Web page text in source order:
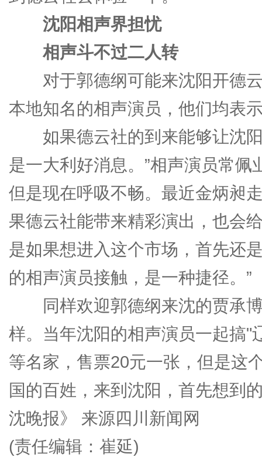
沈阳相声界担忧
相声斗不过二人转
对于郭德纲可能来沈阳开德云
本地知名的相声演员，他们均表
如果德云社的到来能够让沈阳
是一大利好消息。”相声演员常
但是现在呼吸不畅。最近金炳昶
果德云社能带来精彩演出，也会
是如果想进入这个市场，首先还
的相声演员接触，是一种捷径。”
同样欢迎郭德纲来沈的贾承博
样。当年沈阳的相声演员一起搞"
等名家，售票20元一张，但是这
国的百姓，来到沈阳，首先想到
沈晚报》 来源四川新闻网
(责任编辑：崔延)